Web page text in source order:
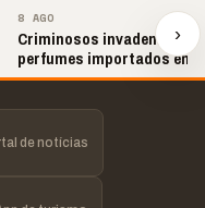
8 AGO
Criminosos invadem loja
perfumes importados em
›
de notícias